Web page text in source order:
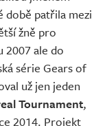
době patřila mezi
žně pro
2007 ale do
série Gears of
už jen jeden
Tournament,
2014. Projekt